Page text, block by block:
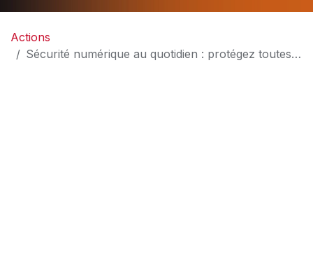
Actions
Sécurité numérique au quotidien : protégez toutes vos communications